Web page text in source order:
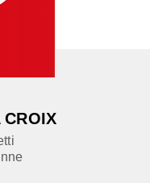
CROIX